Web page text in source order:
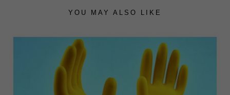
YOU MAY ALSO LIKE